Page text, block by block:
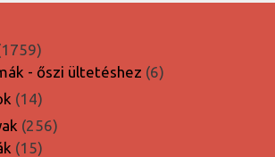
17591759
termék
- őszi ültetéshez 66
1414
termék
256256
1515